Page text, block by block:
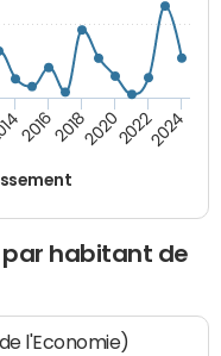
20162018202020222024
par habitant de
l'Economie)